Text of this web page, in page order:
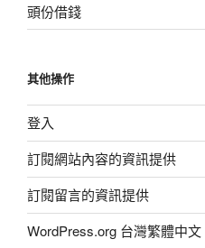
頭份借錢
其他操作
登入
訂閱網站內容的資訊提供
訂閱留言的資訊提供
WordPress.org 台灣繁體中文